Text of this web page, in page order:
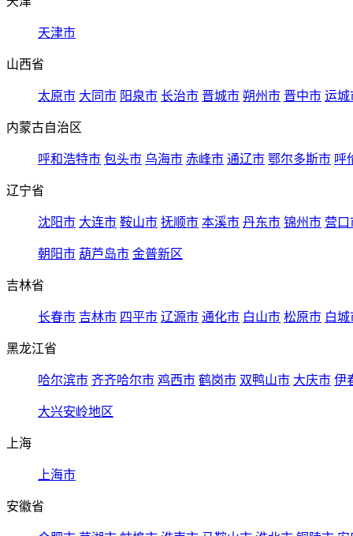
天津市
山西省
太原市 大同市 阳泉市 长治市 晋城市 朔州市 晋中市 运城
内蒙古自治区
呼和浩特市 包头市 乌海市 赤峰市 通辽市 鄂尔多斯市 呼
辽宁省
沈阳市 大连市 鞍山市 抚顺市 本溪市 丹东市 锦州市 营口
朝阳市 葫芦岛市 金普新区
吉林省
长春市 吉林市 四平市 辽源市 通化市 白山市 松原市 白城
黑龙江省
哈尔滨市 齐齐哈尔市 鸡西市 鹤岗市 双鸭山市 大庆市 伊
大兴安岭地区
上海
上海市
安徽省